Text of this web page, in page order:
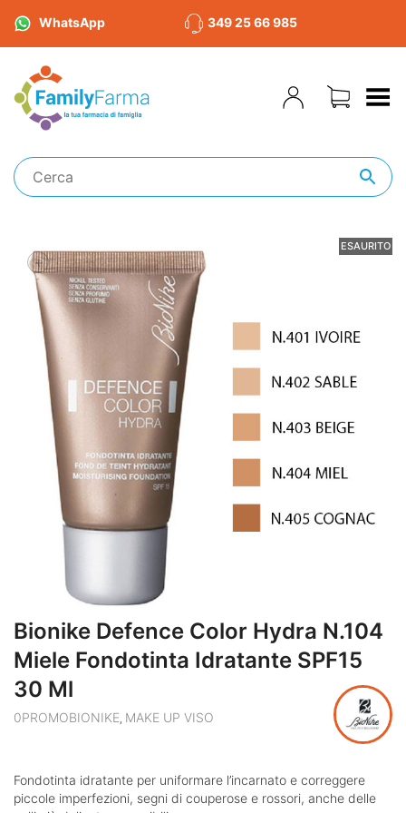
WhatsApp 349 25 66 985
Toggle Menu
ESAURITO
+
Bionike Defence Color Hydra N.104
Miele Fondotinta Idratante SPF15
30 Ml
0PROMOBIONIKE, MAKE UP VISO
Fondotinta idratante per uniformare l’incarnato e correggere
piccole imperfezioni, segni di couperose e rossori, anche delle